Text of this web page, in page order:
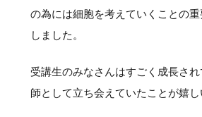
の為には細胞を考えていくことの重
しました。
受講生のみなさんはすごく成長さ
師として立ち会えていたことが嬉し